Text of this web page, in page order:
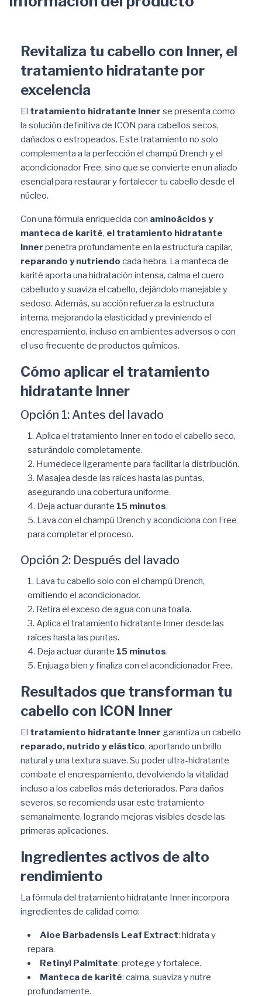
Revitaliza tu cabello con Inner, el
tratamiento hidratante por
excelencia
El tratamiento hidratante Inner se presenta como
la solución definitiva de ICON para cabellos secos,
dañados o estropeados. Este tratamiento no solo
complementa a la perfección el champú Drench y el
acondicionador Free, sino que se convierte en un aliado
esencial para restaurar y fortalecer tu cabello desde el
núcleo.
Con una fórmula enriquecida con aminoácidos y
manteca de karité, el tratamiento hidratante
Inner penetra profundamente en la estructura capilar,
reparando y nutriendo cada hebra. La manteca de
karité aporta una hidratación intensa, calma el cuero
cabelludo y suaviza el cabello, dejándolo manejable y
sedoso. Además, su acción refuerza la estructura
interna, mejorando la elasticidad y previniendo el
encrespamiento, incluso en ambientes adversos o con
el uso frecuente de productos químicos.
Cómo aplicar el tratamiento
hidratante Inner
Opción 1: Antes del lavado
Aplica el tratamiento Inner en todo el cabello seco,
saturándolo completamente.
Humedece ligeramente para facilitar la distribución.
Masajea desde las raíces hasta las puntas,
asegurando una cobertura uniforme.
Deja actuar durante 15 minutos.
Lava con el champú Drench y acondiciona con Free
para completar el proceso.
Opción 2: Después del lavado
Lava tu cabello solo con el champú Drench,
omitiendo el acondicionador.
Retira el exceso de agua con una toalla.
Aplica el tratamiento hidratante Inner desde las
raíces hasta las puntas.
Deja actuar durante 15 minutos.
Enjuaga bien y finaliza con el acondicionador Free.
Resultados que transforman tu
cabello con ICON Inner
El tratamiento hidratante Inner garantiza un cabello
reparado, nutrido y elástico, aportando un brillo
natural y una textura suave. Su poder ultra-hidratante
combate el encrespamiento, devolviendo la vitalidad
incluso a los cabellos más deteriorados. Para daños
severos, se recomienda usar este tratamiento
semanalmente, logrando mejoras visibles desde las
primeras aplicaciones.
Ingredientes activos de alto
rendimiento
La fórmula del tratamiento hidratante Inner incorpora
ingredientes de calidad como:
Aloe Barbadensis Leaf Extract: hidrata y
repara.
Retinyl Palmitate: protege y fortalece.
Manteca de karité: calma, suaviza y nutre
profundamente.